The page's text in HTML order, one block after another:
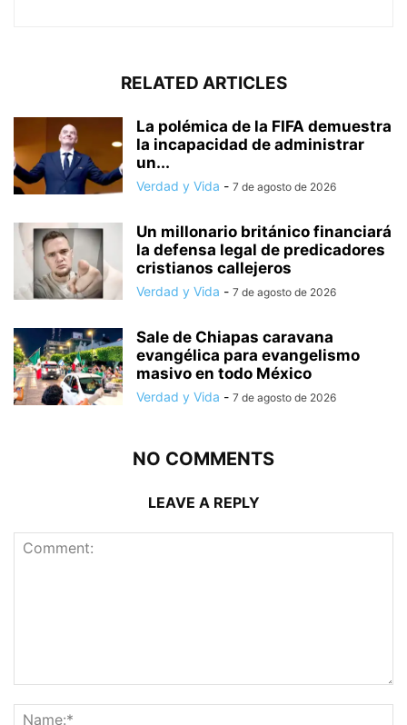
RELATED ARTICLES
La polémica de la FIFA demuestra
la incapacidad de administrar
un...
Verdad y Vida - 7 de agosto de 2026
Un millonario británico financiará
la defensa legal de predicadores
cristianos callejeros
Verdad y Vida - 7 de agosto de 2026
Sale de Chiapas caravana
evangélica para evangelismo
masivo en todo México
Verdad y Vida - 7 de agosto de 2026
NO COMMENTS
LEAVE A REPLY